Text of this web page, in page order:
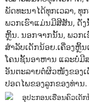
ພັດທະນາໄດ້ທຸກເວລາ, ທຸ
ພວກເຮົາແມ່ນມີສີສັນ, ດັ່
ຫຼິ້ນ. ນອກຈາກນັ້ນ, ພວກເ
ສຳລັບເດັກນ້ອຍ.ເຄື່ອງຫຼິ້
ໂຄນຊັ້ນອາຫານ ແລະບໍ່ມີ
ອັນຕະລາຍຕໍ່ຜິວໜັງຂອງ
ປອດໄພຂອງລູກຂອງທ່ານ.